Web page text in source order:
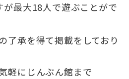
最大18人で遊ぶことがで
了承を得て掲載をしており
軽にじんぶん館まで